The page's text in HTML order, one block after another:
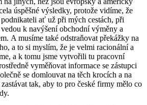
úspěšné výsledky, protože vidíme, že
ať už při mých cestách, při
k navýšení obchodní výměny a
A musíme také odstraňovat překážky na
a to si myslím, že je velmi racionální a
a k tomu jsme vytvořili tu pracovní
vyměňovat informace se zástupci
se domlouvat na těch krocích a na
tak, aby to pro české firmy mělo co